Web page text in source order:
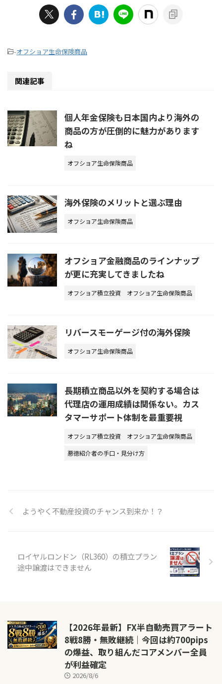
-オフショア生命保険商品
関連記事
個人年金保険も日本国内より海外の
商品の方が圧倒的に魅力があります
ね
オフショア生命保険商品
海外保険のメリットと選ぶ理由
オフショア生命保険商品
オフショア金融商品のラインナップ
が更に充実してきましたね
オフショア積立投資 オフショア生命保険商品
リバースモーゲージ付の海外保険
オフショア生命保険商品
長期積立商品以外を契約する場合は
代理店の運用成績は関係ない。カス
タマーサポート体制を最重要視
オフショア積立投資
オフショア生命保険商品
悪徳紹介者の手口・見分け方
ようやく不動産投資のチャンス到来か！？
ロイヤルロンドン（RL360）の積立プラン
途中譲渡はできません
【2026年最新】FX半自動売買アラート
8戦8勝・無敗継続｜今回は約700pips
の爆益、取り組んだコアメンバー全員
が利益確定
2026/8/6